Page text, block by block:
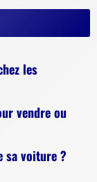
les
vendre ou
sa voiture ?